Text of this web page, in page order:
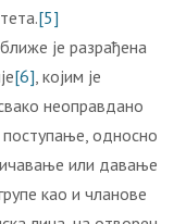
[5]
је разрађена
[6], којим је
неоправдано
односно
или давање
као и чланове